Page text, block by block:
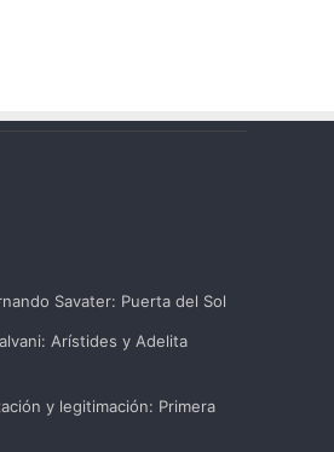
Savater: Puerta del Sol
Arístides y Adelita
y legitimación: Primera